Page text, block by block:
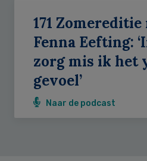
171 Zomereditie
Fenna Eefting:
zorg mis ik het
gevoel’
Naar de podcast